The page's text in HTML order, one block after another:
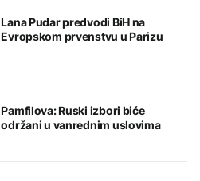
Lana Pudar predvodi BiH na
Evropskom prvenstvu u Parizu
Pamfilova: Ruski izbori biće
održani u vanrednim uslovima